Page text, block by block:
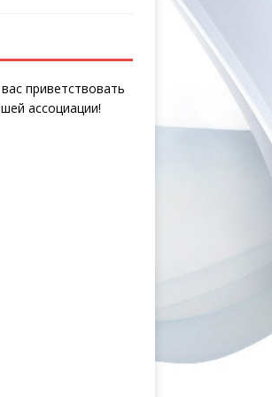
приветствовать
ассоциации!